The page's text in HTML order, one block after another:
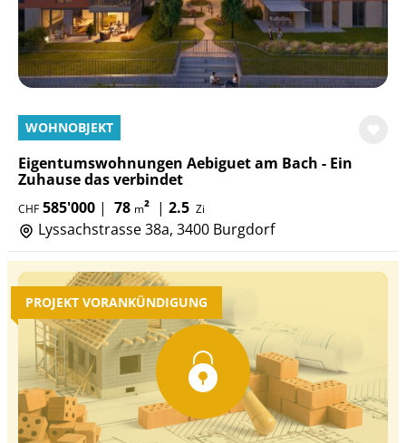
WOHNOBJEKT
Eigentumswohnungen Aebiguet am Bach - Ein
Zuhause das verbindet
CHF 585'000 | 78 m² | 2.5 Zi
Lyssachstrasse 38a, 3400 Burgdorf
PROJEKT VORANKÜNDIGUNG